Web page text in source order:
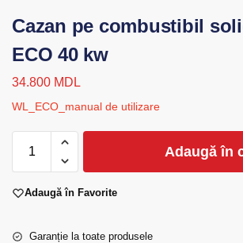
Cazan pe combustibil
ECO 40 kw
34.800 MDL
WL_ECO_manual de utilizare
Adaugă în
Adaugă în Favorite
Garanție la toate produsele